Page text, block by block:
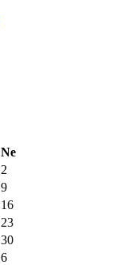
Ne
2
9
16
23
30
6